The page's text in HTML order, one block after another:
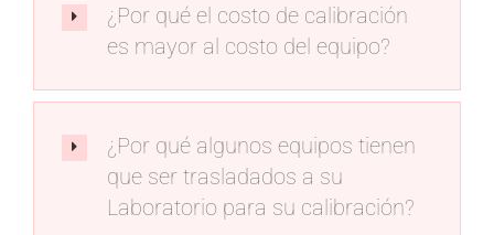
¿Por qué el costo de calibración
es mayor al costo del equipo?
¿Por qué algunos equipos tienen
que ser trasladados a su
Laboratorio para su calibración?